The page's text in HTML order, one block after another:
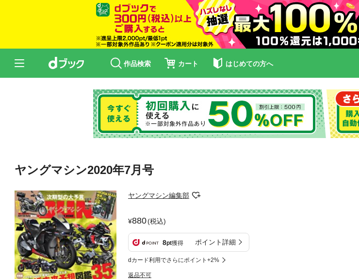
作品検索 カート はじめての方へ
ヤングマシン2020年7月号
ヤングマシン編集部
880(税込)
8pt獲得 ポイント詳細
dカード利用でさらにポイント+2%
返品不可